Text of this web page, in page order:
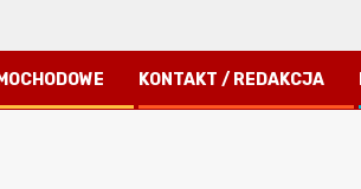
KONTAKT / REDAKCJA